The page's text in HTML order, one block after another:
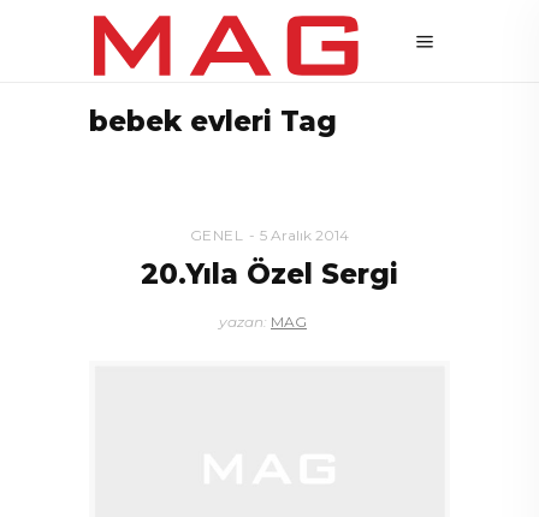
bebek evleri Tag
GENEL 5 Aralık 2014
20.Yıla Özel Sergi
yazan: MAG